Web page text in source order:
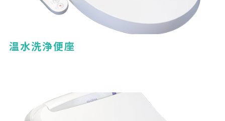
温水洗浄便座